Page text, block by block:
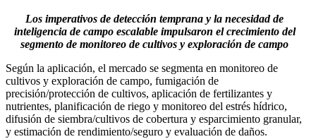
Los imperativos de detección temprana y la necesidad de
inteligencia de campo escalable impulsaron el crecimiento del
segmento de monitoreo de cultivos y exploración de campo
Según la aplicación, el mercado se segmenta en monitoreo de
cultivos y exploración de campo, fumigación de
precisión/protección de cultivos, aplicación de fertilizantes y
nutrientes, planificación de riego y monitoreo del estrés hídrico,
difusión de siembra/cultivos de cobertura y esparcimiento granular,
y estimación de rendimiento/seguro y evaluación de daños.